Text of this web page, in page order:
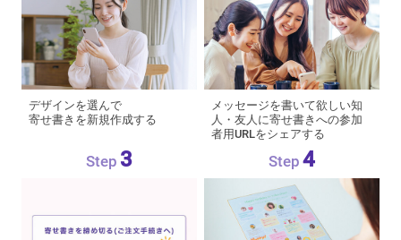
デザインを選んで
寄せ書きを新規作成する
メッセージを書いて欲しい知
人・友人に寄せ書きへの参加
者用URLをシェアする
3 4